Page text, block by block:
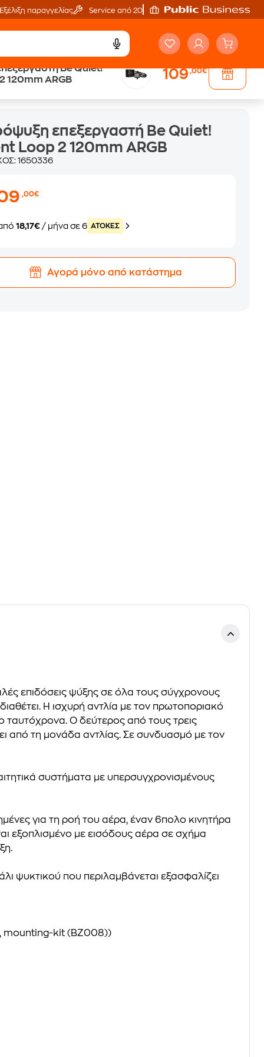
Εξέλιξη παραγγελίας Service από 20'
Be Quiet!
120mm ARGB
109,00€
επεξεργαστή Be Quiet!
Loop 2 120mm ARGB
1650336
,00€
18,17€ / μήνα σε 6 ATOKEΣ
Αγορά μόνο από κατάστημα
επιδόσεις ψύξης σε όλα τους σύγχρονους
Η ισχυρή αντλία με τον πρωτοποριακό
Ο δεύτερος από τους τρεις
από τη μονάδα αντλίας. Σε συνδυασμό με τον
συστήματα με υπερσυγχρονισμένους
για τη ροή του αέρα, έναν 6πολο κινητήρα
εξοπλισμένο με εισόδους αέρα σε σχήμα
που περιλαμβάνεται εξασφαλίζει
mounting-kit (BZ008))